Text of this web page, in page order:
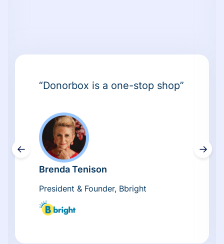
←
“Donorbox is a one-stop shop”
Brenda Tenison
President & Founder, Bbright
→